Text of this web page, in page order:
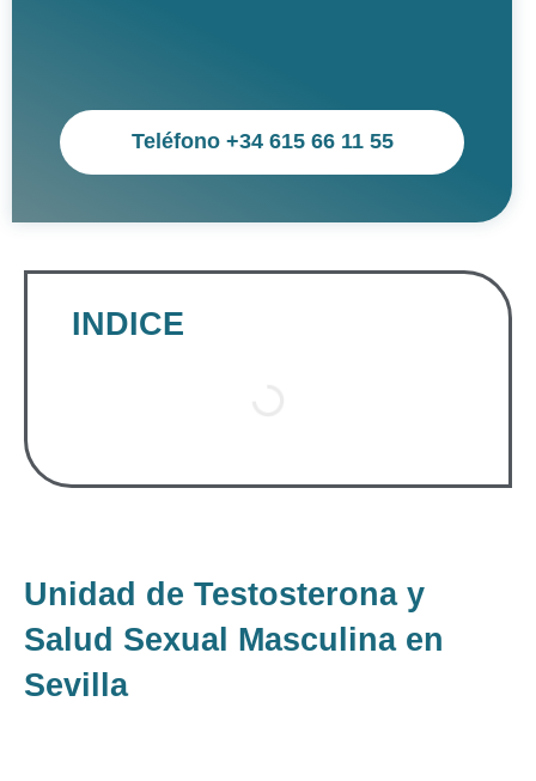
Teléfono +34 615 66 11 55
INDICE
Unidad de Testosterona y
Salud Sexual Masculina en
Sevilla